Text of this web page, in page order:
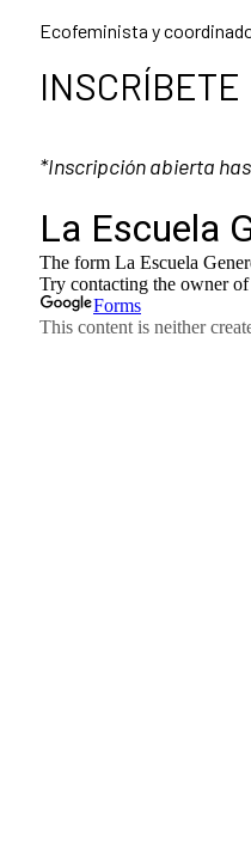
Ecofeminista y
INSCRÍBETE
*Inscripción abierta